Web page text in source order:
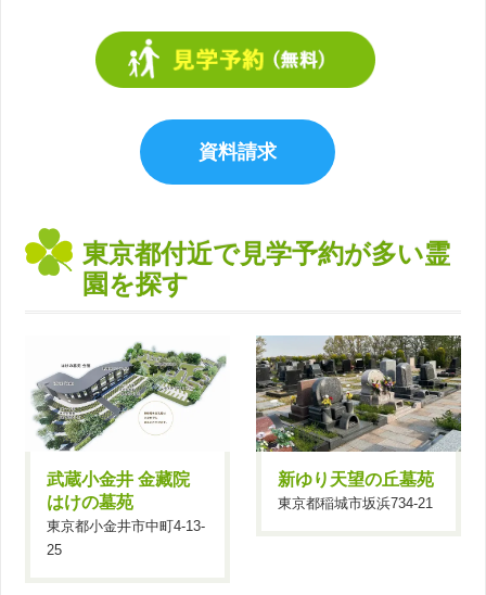
東京都付近で見学予約が多い霊
園を探す
武蔵小金井 金藏院
はけの墓苑
東京都小金井市中町4-13-
25
新ゆり天望の丘墓苑
東京都稲城市坂浜734-21